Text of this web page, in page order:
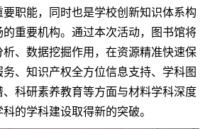
职能，同时也是学校创新知识体系构
的重要机构。通过本次活动，图书馆将
、数据挖掘作用，在资源精准快速保
、知识产权全方位信息支持、学科图
科研素养教育等方面与材料学科深度
的学科建设取得新的突破。